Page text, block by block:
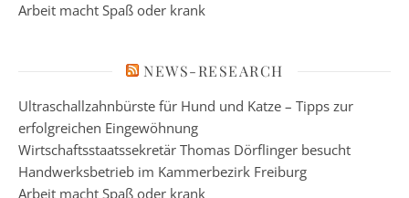
Arbeit macht Spaß oder krank
NEWS-RESEARCH
Ultraschallzahnbürste für Hund und Katze – Tipps zur
erfolgreichen Eingewöhnung
Wirtschaftsstaatssekretär Thomas Dörflinger besucht
Handwerksbetrieb im Kammerbezirk Freiburg
Arbeit macht Spaß oder krank